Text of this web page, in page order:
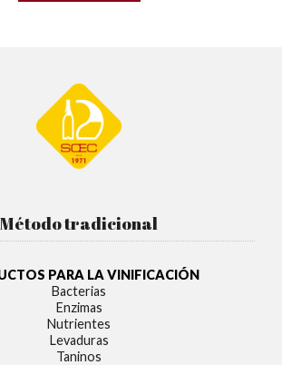
Método tradicional
PARA LA VINIFICACIÓN
Bacterias
Enzimas
Nutrientes
Levaduras
Taninos